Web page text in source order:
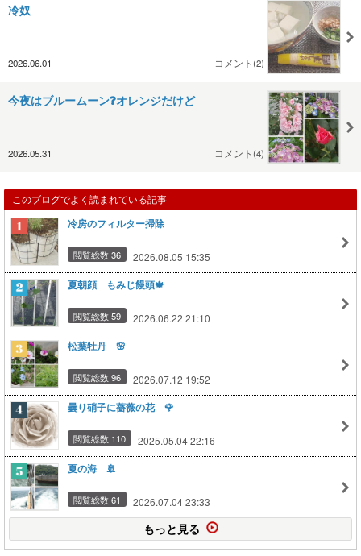
冷奴
2026.06.01 コメント(2)
今夜はブルームーン❓オレンジだけど
2026.05.31 コメント(4)
このブログでよく読まれている記事
冷房のフィルター掃除
閲覧総数 36 2026.08.05 15:35
夏朝顔 もみじ饅頭🍁
閲覧総数 59 2026.06.22 21:10
松葉牡丹 🌸
閲覧総数 96 2026.07.12 19:52
曇り硝子に薔薇の花 🌹
閲覧総数 110 2025.05.04 22:16
夏の海 🚢
閲覧総数 61 2026.07.04 23:33
もっと見る